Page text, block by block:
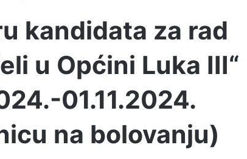
kandidata za rad
u Općini Luka III“
01.11.2024.
na bolovanju)